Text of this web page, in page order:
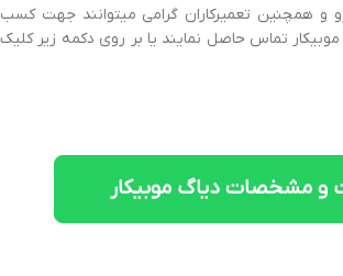
و همچنین تعمیرکاران گرامی میتوانند جهت کسب
تماس حاصل نمایند یا بر روی دکمه زیر کلیک
و مشخصات دیاگ موبیکار